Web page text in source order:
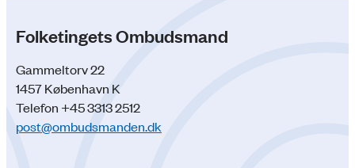
Folketingets Ombudsmand
Gammeltorv 22
1457 København K
Telefon +45 3313 2512
post@ombudsmanden.dk